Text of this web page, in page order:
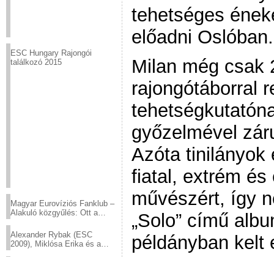
ESC Hungary Rajongói
találkozó 2015
Magyar Eurovíziós Fanklub –
Alakuló közgyűlés: Ott a
Alexander Rybak (ESC
2009), Miklósa Erika és a
tehetséges
előadni Oslóban.
Milan még csak
rajongótáborral
győzelmével
Azóta tinilányok
fiatal, extrém és
művészért, így
„Solo” című
példányban kelt